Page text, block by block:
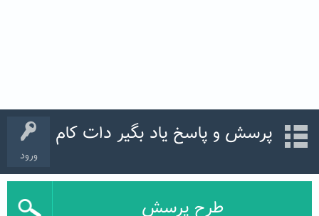
ورود
پرسش و پاسخ یاد بگیر دات کام
طرح پرسش